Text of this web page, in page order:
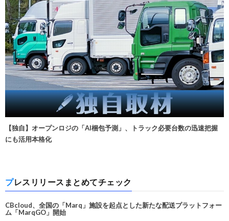
【独自】オープンロジの「AI梱包予測」、トラック必要台数の迅速把握
にも活用本格化
プレスリリースまとめてチェック
CBcloud、全国の「Marq」施設を起点とした新たな配送プラットフォー
ム「MarqGO」開始